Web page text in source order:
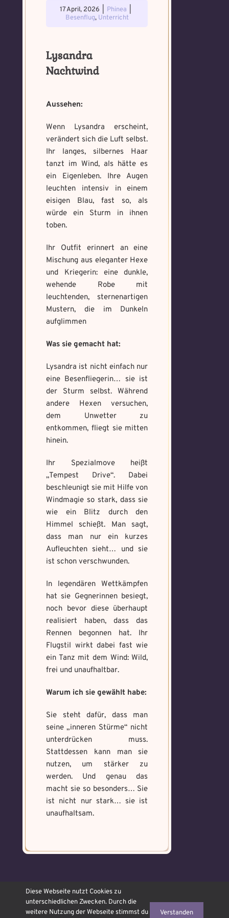
17 April, 2026 Phinea
Besenflug, Unterricht
Lysandra
Nachtwind
Aussehen:
Wenn Lysandra erscheint,
verändert sich die Luft selbst.
Ihr langes, silbernes Haar
tanzt im Wind, als hätte es
ein Eigenleben. Ihre Augen
leuchten intensiv in einem
eisigen Blau, fast so, als
würde ein Sturm in ihnen
toben.
Ihr Outfit erinnert an eine
Mischung aus eleganter Hexe
und Kriegerin: eine dunkle,
wehende Robe mit
leuchtenden, sternenartigen
Mustern, die im Dunkeln
aufglimmen
Was sie gemacht hat:
Lysandra ist nicht einfach nur
eine Besenfliegerin… sie ist
der Sturm selbst. Während
andere Hexen versuchen,
dem Unwetter zu
entkommen, fliegt sie mitten
hinein.
Ihr Spezialmove heißt
„Tempest Drive“. Dabei
beschleunigt sie mit Hilfe von
Windmagie so stark, dass sie
wie ein Blitz durch den
Himmel schießt. Man sagt,
dass man nur ein kurzes
Aufleuchten sieht… und sie
ist schon verschwunden.
In legendären Wettkämpfen
hat sie Gegnerinnen besiegt,
noch bevor diese überhaupt
realisiert haben, dass das
Rennen begonnen hat. Ihr
Flugstil wirkt dabei fast wie
ein Tanz mit dem Wind: Wild,
frei und unaufhaltbar.
Warum ich sie gewählt habe:
Sie steht dafür, dass man
seine „inneren Stürme“ nicht
unterdrücken muss.
Stattdessen kann man sie
nutzen, um stärker zu
werden. Und genau das
macht sie so besonders… Sie
ist nicht nur stark… sie ist
unaufhaltsam.
© OJAMAJO Hexenschule
2026 ᛜ made with ❤ Icons
Freepik
from www.flaticon.com
Voraussetzung:5.
Magische
Benutzername *
Wo gefunden? *
Wie bist du darauf
und wie bannst du es?
Schreibe eine Geschichte mit mind.
500 Zeichen.
Max file size: 9.08 MB. | Allowed file
types: gif,jpeg,png,jpg,pdf | Min
number of file: 1
Select Files
Absenden
Wähle ein beliebiges
Mandala und male es
aus um den Fluch zu
bannen.
Weitere Mandala findest du
hier:
Voraussetzung:5.
Verteidigungsstunde
Benutzername *
Wo gefunden? *
Wie fängst du die Chaos
Bitte schreibe eine kleine Geschichte
Memory Screenshot
senden
Max file size: 9.08 MB. | Allowed file
types: gif,jpeg,png,jpg,pdf | Min
number of file: 1
Datei wählen
Absenden
Du hast einen Gegenstand gefunden!
nur mit, wenn du ihn wirklich benötigst.
Benutzername *
Welches Item und für welche
Aufgabe? *
Absenden
Diese Webseite nutzt Cookies zu
unterschiedlichen Zwecken. Durch die
weitere Nutzung der Webseite stimmst du
Verstanden